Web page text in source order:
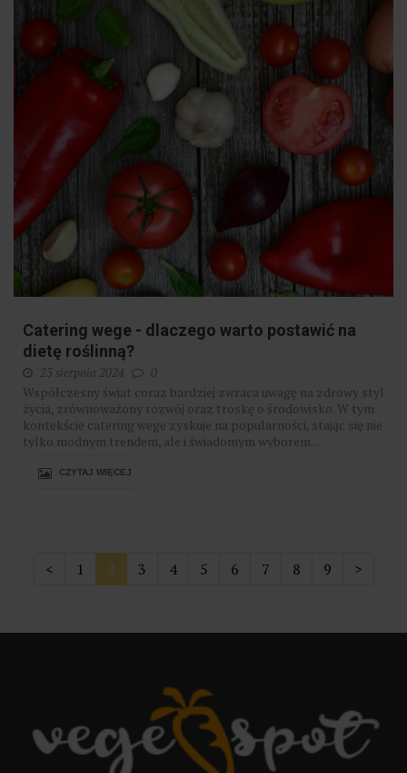
Catering wege - dlaczego warto postawić na
dietę roślinną?
23 sierpnia 2024 0
Współczesny świat coraz bardziej zwraca uwagę na zdrowy styl
życia, zrównoważony rozwój oraz troskę o środowisko. W tym
kontekście catering wege zyskuje na popularności, stając się nie
tylko modnym trendem, ale i świadomym wyborem...
CZYTAJ WIĘCEJ
< 1 2 3 4 5 6 7 8 9 >